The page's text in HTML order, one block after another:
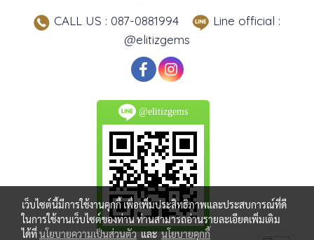
CALL US : 087-0881994
Line official :
@elitizgems
@elitizgems
เว็บไซต์นี้มีการใช้งานคุกกี้ เพื่อเพิ่มประสิทธิภาพและประสบการณ์ที่ดี
ในการใช้งานเว็บไซต์ของท่าน ท่านสามารถอ่านรายละเอียดเพิ่มเติม
ได้ที่นโยบายความเป็นส่วนตัวและนโยบายคุกกี้